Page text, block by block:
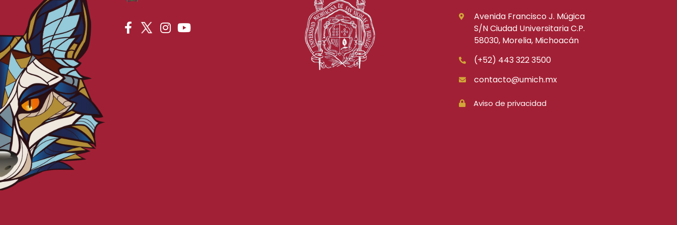
Avenida Francisco J. Múgica
S/N Ciudad Universitaria C.P.
58030, Morelia, Michoacán
(+52) 443 322 3500
contacto@umich.mx
Aviso de privacidad